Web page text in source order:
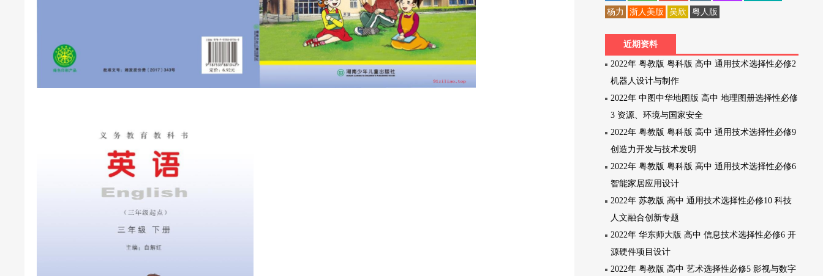
杨力
浙人美版 吴欣 粤人版
近期资料
2022年 粤教版 粤科版 高中 通用技术选择性必修2
机器人设计与制作
2022年 中图中华地图版 高中 地理图册选择性必修
3 资源、环境与国家安全
2022年 粤教版 粤科版 高中 通用技术选择性必修9
创造力开发与技术发明
2022年 粤教版 粤科版 高中 通用技术选择性必修6
智能家居应用设计
2022年 苏教版 高中 通用技术选择性必修10 科技
人文融合创新专题
2022年 华东师大版 高中 信息技术选择性必修6 开
源硬件项目设计
2022年 粤教版 高中 艺术选择性必修5 影视与数字